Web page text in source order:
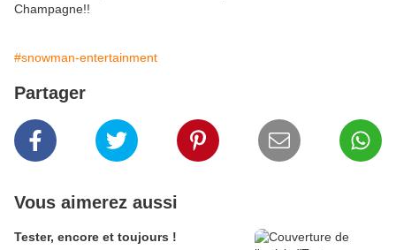
Champagne!!
#snowman-entertainment
Partager
Vous aimerez aussi
Tester, encore et toujours !